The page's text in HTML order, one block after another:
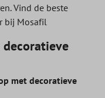
Vind de beste
bij Mosafil
decoratieve
met decoratieve